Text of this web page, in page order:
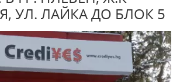
УЛ. ЛАЙКА ДО БЛОК 5